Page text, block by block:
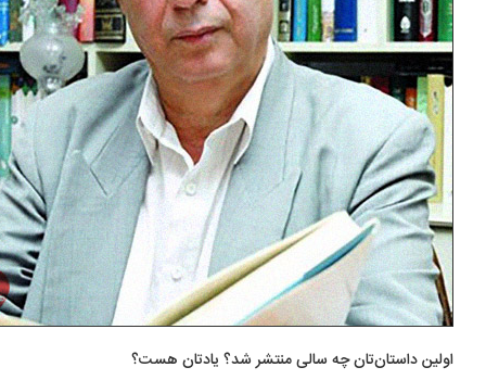
داستان‌تان چه سالی منتشر شد؟ یادتان هست؟